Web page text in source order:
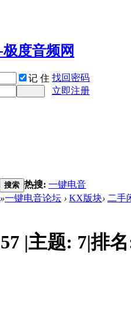
记 住 找回密码
立即注册
搜索 热搜: 一键电音
»一键电音论坛 › KX版块› 二手
57 |主题: 7|排